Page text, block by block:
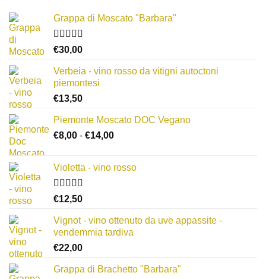
Grappa di Moscato "Barbara"
Valutato
su 5
€30,00
Verbeia - vino rosso da vitigni autoctoni
piemontesi
€13,50
Piemonte Moscato DOC Vegano
€8,00 - €14,00Fascia
da
Violetta - vino rosso
Valutato
su
5
€12,50
Vignot - vino ottenuto da uve appassite -
vendemmia tardiva
€22,00
Grappa di Brachetto "Barbara"